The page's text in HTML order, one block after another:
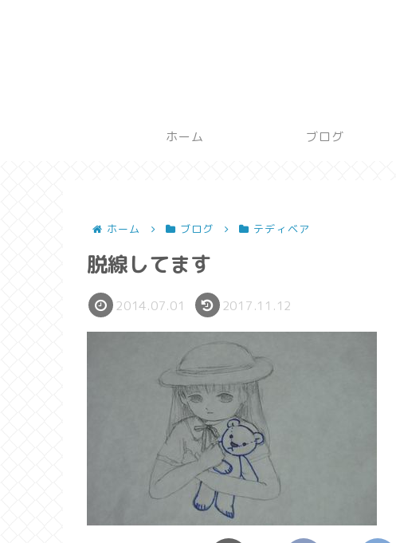
ホーム ブログ
ホーム ブログ テディベア
脱線してます
2014.07.01 2017.11.12